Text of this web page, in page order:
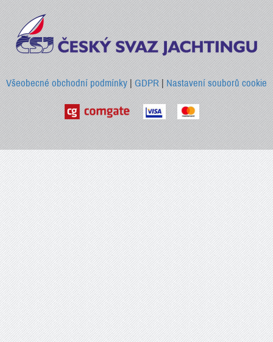
Všeobecné obchodní podmínky |GDPR|Nastavení souborů cookie